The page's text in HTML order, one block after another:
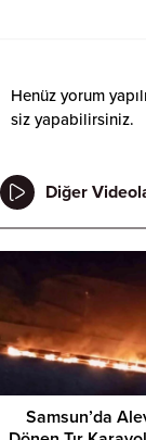
Henüz yorum
siz yapabilirsiniz.
Diğer
Samsun’da